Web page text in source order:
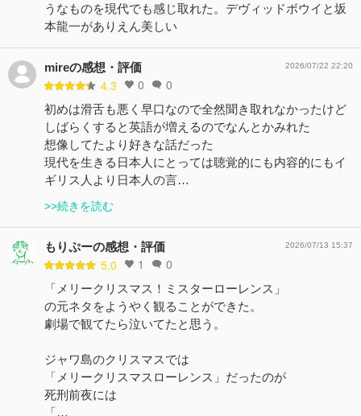
うなものを現代でも感じ取れた。デヴィッドボウイと坂
本龍一がありえん美しい
mireの感想・評価
4.3 0 0
2026/07/22 22:20
初めは滑舌も悪く早口なので全然聞き取れなかったけど
しばらくすると英語が増えるのでなんとかみれた
想像してたより好きな話だった
現代を生きる日本人にとっては聴覚的にも内容的にもイ
ギリス人より日本人の言…
>>続きを読む
もりぷーの感想・評価
5.0 1 0
2026/07/13 15:37
「メリークリスマス！ミスターローレンス」
の元ネタをようやく観ることができた。
劇場で観てたら泣いてたと思う。
ジャワ島のクリスマスでは
「メリークリスマスローレンス」だったのが
死刑前夜には
「…